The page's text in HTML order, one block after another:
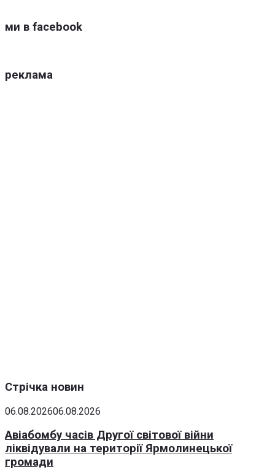
ми в facebook
реклама
Стрічка новин
06.08.202606.08.2026
Авіабомбу часів Другої світової війни
ліквідували на території Ярмолинецької
громади